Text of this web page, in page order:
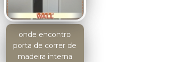
onde encontro
porta de correr de
madeira interna